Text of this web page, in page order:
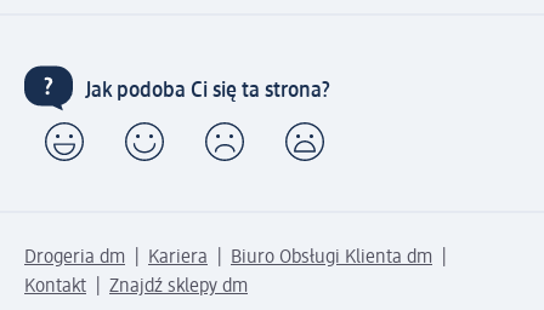
Jak podoba Ci się ta strona?
Drogeria dm Kariera
Biuro Obsługi Klienta dm
Kontakt
Znajdź sklepy dm